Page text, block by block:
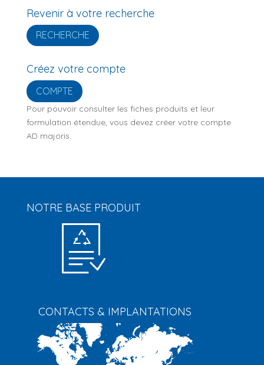
Revenir à votre recherche
RECHERCHE
Créez votre compte
COMPTE
Pour pouvoir consulter les fiches produits et leur
formulation étendue, vous devez créer votre compte
AD majoris.
NOTRE BASE PRODUIT
CONTACTS & IMPLANTATIONS